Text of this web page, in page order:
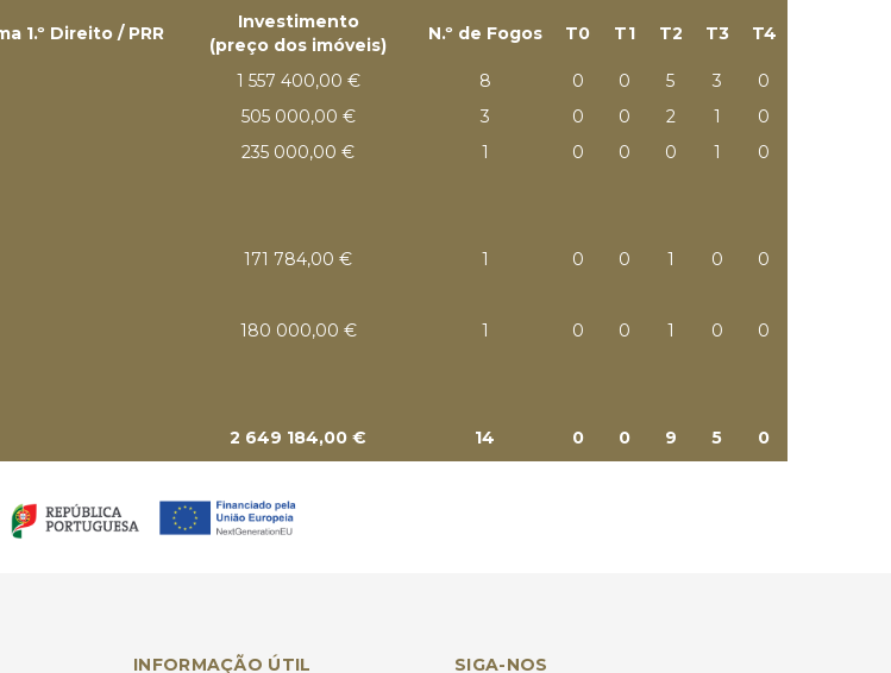
1.º Direito / PRR
Investimento
(preço dos imóveis)
N.º de Fogos T0 T1 T2 T3 T4
1 557 400,00 € 8 0 0 5 3
0
505 000,00 € 3 0 0 2 1
0
235 000,00 € 1 0 0 0 1
0
171 784,00 € 1 0 0 1 0
0
180 000,00 € 1 0 0 1 0
0
2 649 184,00 €
14 0 0 9 5 0
INFORMAÇÃO ÚTIL SIGA-NOS